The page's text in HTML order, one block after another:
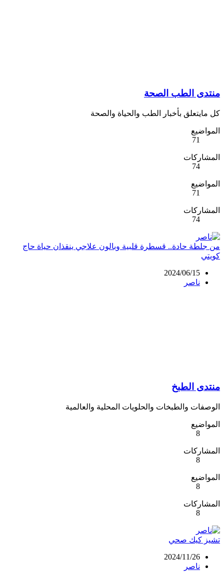
منتدى الطب الصحة
كل مايتعلق بأخبار الطب والحياة والصحة
المواضيع
71
المشاركات
74
المواضيع
71
المشاركات
74
من جلطة حادة.. قسطرة قلبية وبالون علاجي ينقذان حياة حاج
كويتي
2024/06/15
ناصر
منتدى الطبخ
الوصفات والطبخات والحلويات المحلية والعالمية
المواضيع
8
المشاركات
8
المواضيع
8
المشاركات
8
تشيز كيك صحي
2024/11/26
ناصر